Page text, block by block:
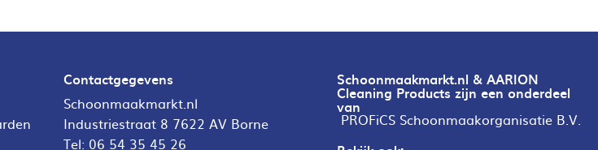
Contactgegevens
Schoonmaakmarkt.nl
Industriestraat 8 7622 AV Borne
Tel: 06 54 35 45 26
Schoonmaakmarkt.nl & AARION
Cleaning Products zijn een onderdeel
van
PROFiCS Schoonmaakorganisatie B.V.